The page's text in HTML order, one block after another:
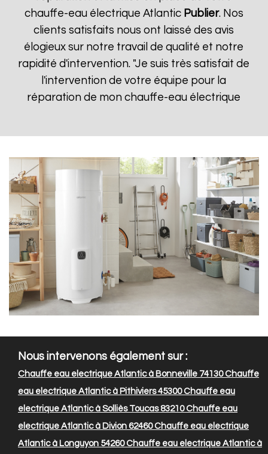
chauffe-eau électrique Atlantic Publier. Nos
clients satisfaits nous ont laissé des avis
élogieux sur notre travail de qualité et notre
rapidité d'intervention. "Je suis très satisfait de
l'intervention de votre équipe pour la
réparation de mon chauffe-eau électrique
Nous intervenons également sur :
Chauffe eau electrique Atlantic à Bonneville 74130Chauffe
eau electrique Atlantic à Pithiviers 45300Chauffe eau
electrique Atlantic à Solliès Toucas 83210Chauffe eau
electrique Atlantic à Divion 62460Chauffe eau electrique
Atlantic à Longuyon 54260Chauffe eau electrique Atlantic à